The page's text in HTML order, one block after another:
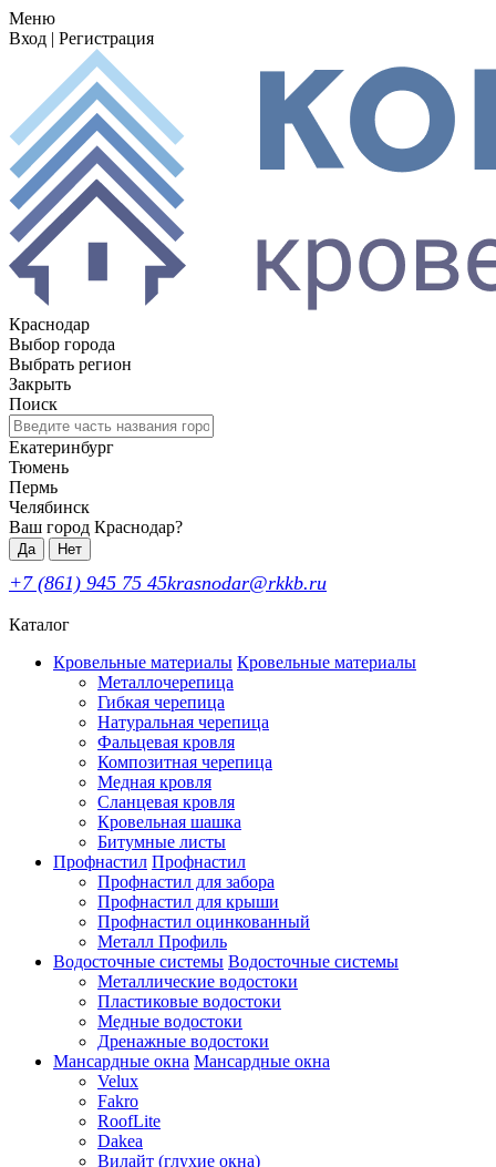
Меню
Вход | Регистрация
Краснодар
Выбор города
Выбрать регион
Закрыть
Поиск
Екатеринбург
Тюмень
Пермь
Челябинск
Ваш город Краснодар?
Да Нет
+7 (861) 945 75 45krasnodar@rkkb.ru
Каталог
Кровельные материалы Кровельные материалы
Металлочерепица
Гибкая черепица
Натуральная черепица
Фальцевая кровля
Композитная черепица
Медная кровля
Сланцевая кровля
Кровельная шашка
Битумные листы
Профнастил Профнастил
Профнастил для забора
Профнастил для крыши
Профнастил оцинкованный
Металл Профиль
Водосточные системы Водосточные системы
Металлические водостоки
Пластиковые водостоки
Медные водостоки
Дренажные водостоки
Мансардные окна Мансардные окна
Velux
Fakro
RoofLite
Dakea
Вилайт (глухие окна)